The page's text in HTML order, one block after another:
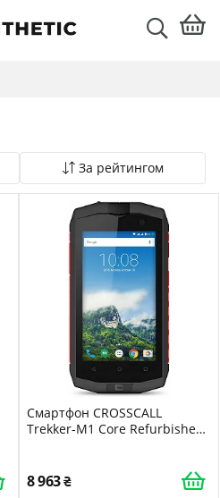
За рейтингом
Смартфон CROSSCALL
Trekker-M1 Core Refurbished
8 963